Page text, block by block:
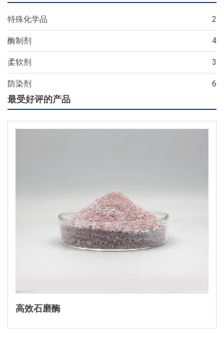
特殊化学品 2
酶制剂 4
柔软剂 3
防染剂 6
最受好评的产品
高效石磨酶